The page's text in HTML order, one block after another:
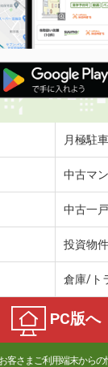
月極駐
中古マ
中古一
投資物
倉庫/ト
PC版へ
お客さまご利用端末から